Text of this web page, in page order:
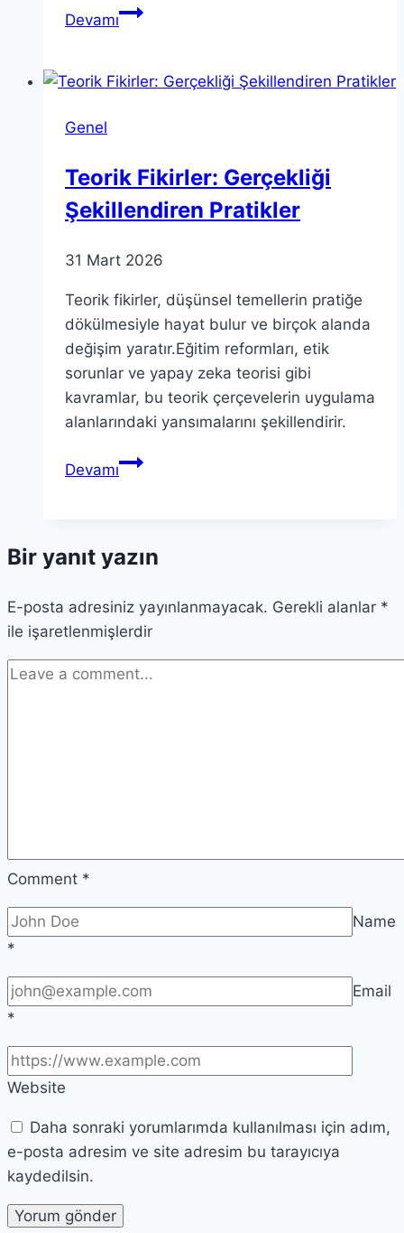
DevamıUzaylıların
ettiğini
Genel
Teorik Fikirler: Gerçekliği
Şekillendiren Pratikler
31 Mart 2026
Teorik fikirler, düşünsel temellerin pratiğe
dökülmesiyle hayat bulur ve birçok alanda
değişim yaratır.Eğitim reformları, etik
sorunlar ve yapay zeka teorisi gibi
kavramlar, bu teorik çerçevelerin uygulama
alanlarındaki yansımalarını şekillendirir.
DevamıTeorik
Pratikler
Bir yanıt yazın
E-posta adresiniz yayınlanmayacak. Gerekli alanlar *
ile işaretlenmişlerdir
Comment *
Name
*
Email
*
Website
Daha sonraki yorumlarımda kullanılması için adım,
e-posta adresim ve site adresim bu tarayıcıya
kaydedilsin.